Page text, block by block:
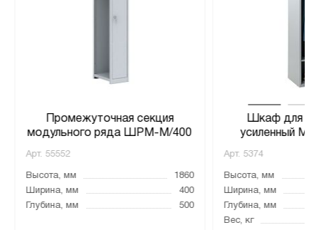
Промежуточная секция
модульного ряда ШРМ-М/400
Арт. 55552
Высота, мм
1860
Ширина, мм
400
Глубина, мм
500
Шкаф для
усиленный
Арт. 5374
Высота, мм
Ширина, мм
Глубина, мм
Вес, кг